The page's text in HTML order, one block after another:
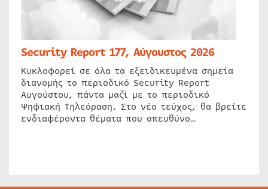
Security Report 177, Αύγουστος 2026
Κυκλοφορεί σε όλα τα εξειδικευμένα σημεία
διανομής το περιοδικό Security Report
Αυγούστου, πάντα μαζί με το περιοδικό
Ψηφιακή Τηλεόραση. Στο νέο τεύχος, θα βρείτε
ενδιαφέροντα θέματα που απευθύνο…